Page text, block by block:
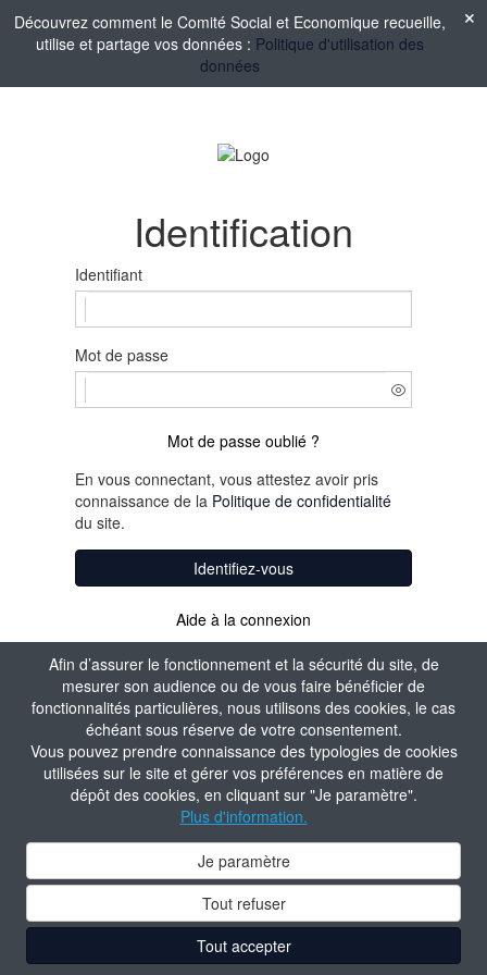
Afin d’assurer le fonctionnement et la sécurité du site, de
mesurer son audience ou de vous faire bénéficier de
fonctionnalités particulières, nous utilisons des cookies, le cas
échéant sous réserve de votre consentement.
Vous pouvez prendre connaissance des typologies de cookies
utilisées sur le site et gérer vos préférences en matière de
dépôt des cookies, en cliquant sur "Je paramètre".
Plus d'information.
Je paramètre
Tout refuser
Tout accepter
Découvrez comment le Comité Social et Economique recueille,
utilise et partage vos données : Politique d'utilisation des
données
Identification
Identifiant
Mot de passe
Mot de passe oublié ?
En vous connectant, vous attestez avoir pris
connaissance de la Politique de confidentialité
du site.
Identifiez-vous
Aide à la connexion